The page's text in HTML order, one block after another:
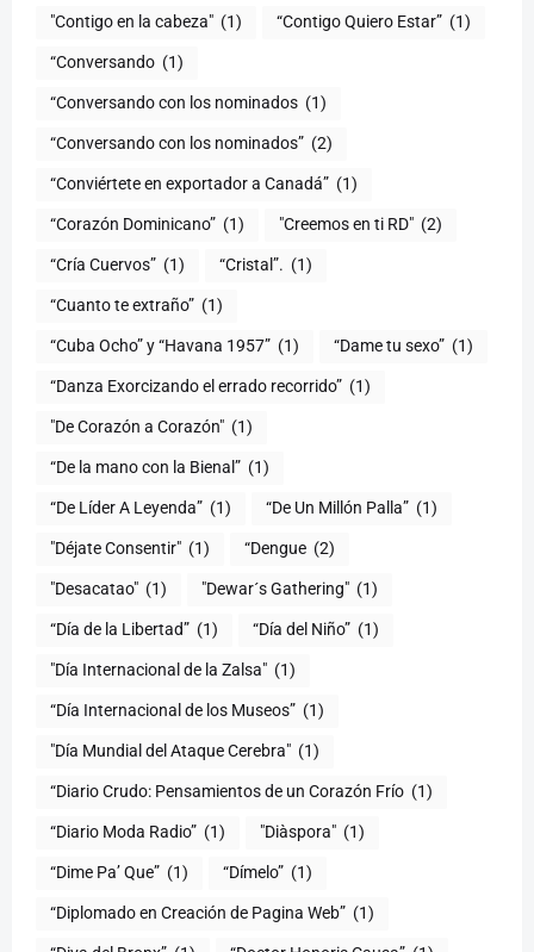
"Contigo en la cabeza" (1) “Contigo Quiero Estar” (1)
“Conversando (1)
“Conversando con los nominados (1)
“Conversando con los nominados” (2)
“Conviértete en exportador a Canadá” (1)
“Corazón Dominicano” (1) "Creemos en ti RD" (2)
“Cría Cuervos” (1) “Cristal”. (1)
“Cuanto te extraño” (1)
“Cuba Ocho” y “Havana 1957” (1) “Dame tu sexo” (1)
“Danza Exorcizando el errado recorrido” (1)
"De Corazón a Corazón" (1)
(1)
“De Líder A Leyenda” (1) “De Un Millón Palla” (1)
"Déjate Consentir" (1) “Dengue (2)
"Desacatao" (1) "Dewar´s Gathering" (1)
(1) “Día del Niño” (1)
"Día Internacional de la Zalsa" (1)
“Día Internacional de los Museos” (1)
"Día Mundial del Ataque Cerebra" (1)
“Diario Crudo: Pensamientos de un Corazón Frío (1)
“Diario Moda Radio” (1) (1)
“Dime Pa’ Que” (1) “Dímelo” (1)
“Diplomado en Creación de Pagina Web” (1)